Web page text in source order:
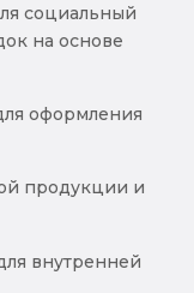
социальный
на основе
оформления
продукции и
внутренней